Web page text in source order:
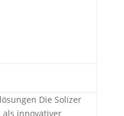
Die Solizer
als innovativer